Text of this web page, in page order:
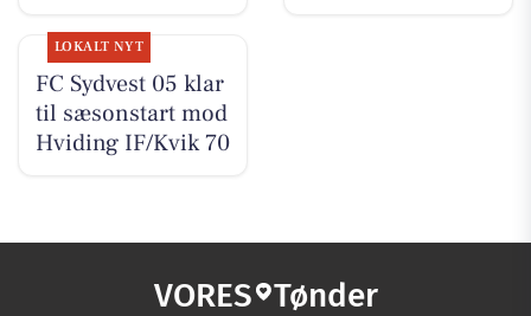
LOKALT NYT
FC Sydvest 05 klar
til sæsonstart mod
Hviding IF/Kvik 70
VORES Tønder